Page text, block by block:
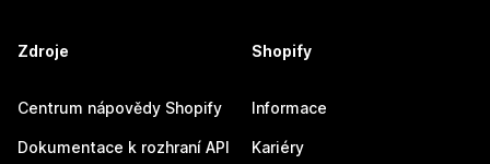
Zdroje
Centrum nápovědy Shopify
Dokumentace k rozhraní API
Shopify
Informace
Kariéry